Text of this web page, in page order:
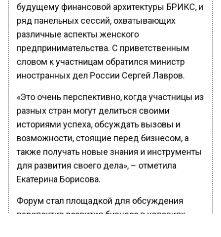
будущему финансовой архитектуры БРИКС, и
ряд панельных сессий, охватывающих
различные аспекты женского
предпринимательства. С приветственным
словом к участницам обратился министр
иностранных дел России Сергей Лавров.
«Это очень перспективно, когда участницы из
разных стран могут делиться своими
историями успеха, обсуждать вызовы и
возможности, стоящие перед бизнесом, а
также получать новые знания и инструменты
для развития своего дела», – отметила
Екатерина Борисова.
Форум стал площадкой для обсуждения
перспектив развития бизнеса в условиях